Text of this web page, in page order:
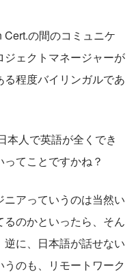
の間のコミュニケ
ェクトマネージャーが
程度バイリンガルであ
人で英語が全くでき
てことですかね？
アっていうのは当然い
のかといったら、そん
に、日本語が話せない
のも、リモートワーク